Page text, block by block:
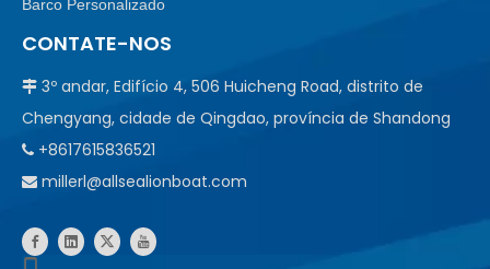
Barco Personalizado
CONTATE-NOS
 3º andar, Edifício 4, 506 Huicheng Road, distrito de
Chengyang, cidade de Qingdao, província de Shandong
 +8617615836521
 millerl@allsealionboat.com